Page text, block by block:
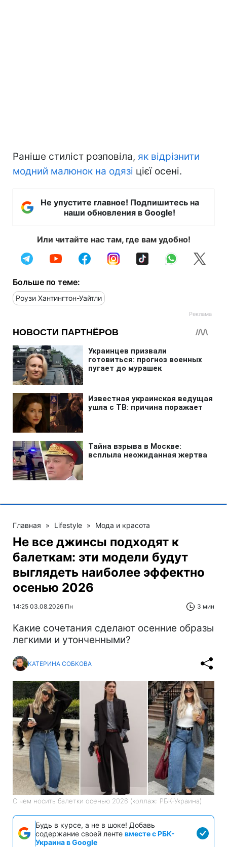
Раніше стиліст розповіла, як відрізнити
модний малюнок на одязі цієї осені.
Не упустите главное! Подпишитесь на
наши обновления в Google!
Или читайте нас там, где вам удобно!
Больше по теме:
Роузи Хантингтон-Уайтли
Главная » Lifestyle » Мода и красота
Не все джинсы подходят к
балеткам: эти модели будут
выглядеть наиболее эффектно
осенью 2026
14:25 03.08.2026 Пн 3 мин
Какие сочетания сделают осенние образы
легкими и утонченными?
КАТЕРИНА СОБКОВА
С чем носить балетки осенью 2026 (коллаж: РБК-Украина)
Будь в курсе, а не в шоке! Добавь
содержание своей ленте вместе с РБК-
Украина в Google